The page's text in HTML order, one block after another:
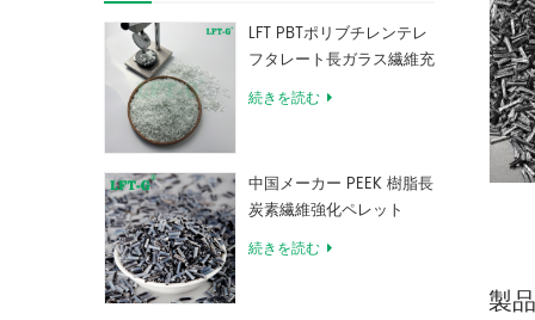
LFT PBTポリブチレンテレ
フタレート長ガラス繊維充
填複合材料
続きを読む
中国メーカー PEEK 樹脂長
炭素繊維強化ペレット
続きを読む
製